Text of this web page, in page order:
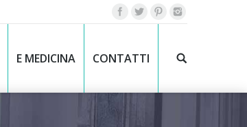
E MEDICINA CONTATTI